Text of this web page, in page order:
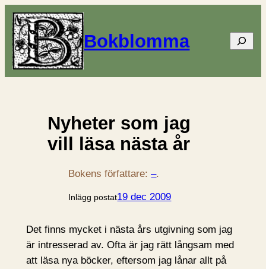
Bokblomma Sök
Nyheter som jag
vill läsa nästa år
Bokens författare:–.
Inlägg postat19 dec 2009
Det finns mycket i nästa års utgivning som jag
är intresserad av. Ofta är jag rätt långsam med
att läsa nya böcker, eftersom jag lånar allt på